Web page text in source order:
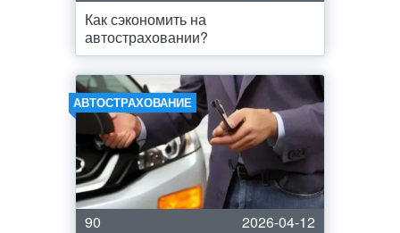
Как сэкономить на
автостраховании?
АВТОСТРАХОВАНИЕ
90
2026-04-12